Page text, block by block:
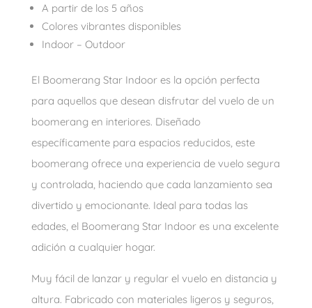
A partir de los 5 años
Colores vibrantes disponibles
Indoor – Outdoor
El Boomerang Star Indoor es la opción perfecta
para aquellos que desean disfrutar del vuelo de un
boomerang en interiores. Diseñado
específicamente para espacios reducidos, este
boomerang ofrece una experiencia de vuelo segura
y controlada, haciendo que cada lanzamiento sea
divertido y emocionante. Ideal para todas las
edades, el Boomerang Star Indoor es una excelente
adición a cualquier hogar.
Muy fácil de lanzar y regular el vuelo en distancia y
altura. Fabricado con materiales ligeros y seguros,